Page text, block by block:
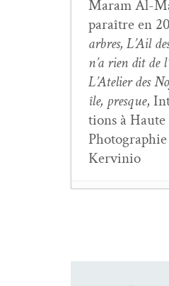
Maram Al-
paraître en
arbres, L’Ail
n’a rien dit de
L’Atelier des
île, presque,
tions à
Kervinio